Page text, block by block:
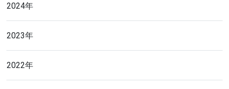
2024年
2023年
2022年